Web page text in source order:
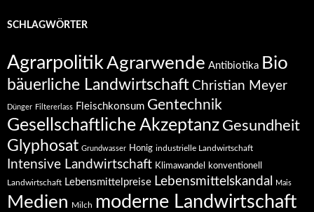
SCHLAGWÖRTER
AgrarpolitikAgrarwende Antibiotika Bio
bäuerliche Landwirtschaft Christian Meyer
Dünger Filtererlass Fleischkonsum Gentechnik
Gesellschaftliche Akzeptanz Gesundheit
Glyphosat Grundwasser Honig industrielle Landwirtschaft
Intensive Landwirtschaft Klimawandel konventionell
Landwirtschaft Lebensmittelpreise Lebensmittelskandal Mais
Medien Milch moderne Landwirtschaft